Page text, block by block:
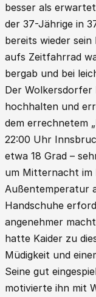
besser als
der 37-Jährige in
bereits wieder
aufs Zeitfahrrad
bergab und bei
Der
hochhalten und
dem errechnetem
22:00 Uhr
etwa 18 Grad –
um Mitternacht im
Außentemperatur
Handschuhe
angenehmer
hatte Kaider zu
Müdigkeit und
Seine gut
motivierte ihn mit